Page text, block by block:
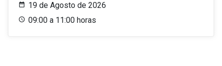
19 de Agosto de 2026
09:00 a 11:00 horas